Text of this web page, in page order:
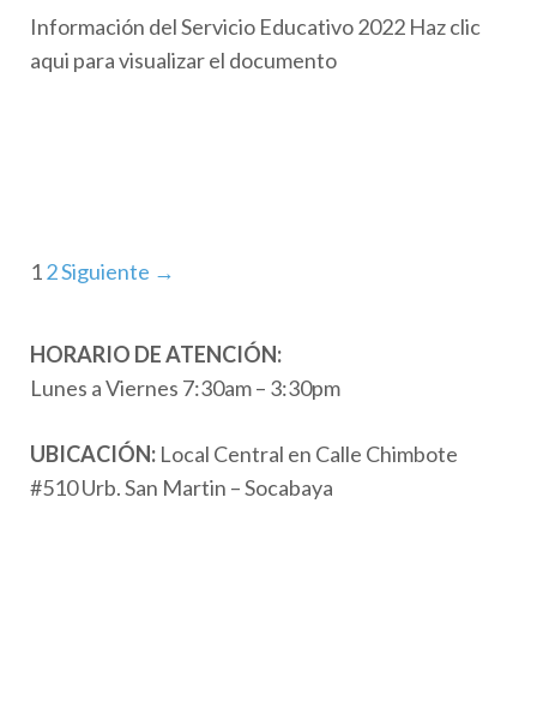
Información del Servicio Educativo 2022 Haz clic
aqui para visualizar el documento
12Siguiente →
HORARIO DE ATENCIÓN:
Lunes a Viernes 7:30am – 3:30pm
UBICACIÓN: Local Central en Calle Chimbote
#510 Urb. San Martin – Socabaya